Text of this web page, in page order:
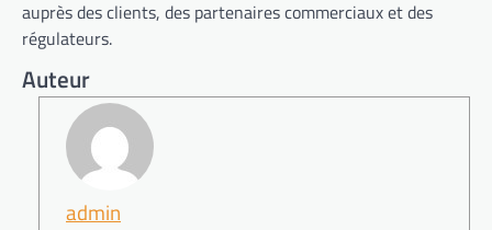
auprès des clients, des partenaires commerciaux et des
régulateurs.
Auteur
admin